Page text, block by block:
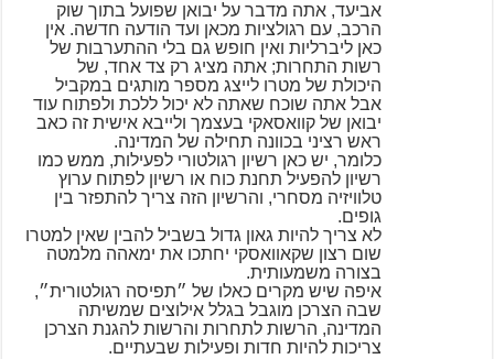
אביעד, אתה מדבר על יבואן שפועל בתוך שוק
הרכב, עם רגולציות מכאן ועד הודעה חדשה. אין
כאן ליברליות ואין חופש גם בלי ההתערבות של
רשות התחרות; אתה מציג רק צד אחד, של
היכולת של מטרו לייצג מספר מותגים במקביל
אבל אתה שוכח שאתה לא יכול ללכת ולפתוח עוד
יבואן של קוואסאקי בעצמך ולייבא אישית זה כאב
ראש רציני בכוונה תחילה של המדינה.
כלומר, יש כאן רשיון רגולטורי לפעילות, ממש כמו
רשיון להפעיל תחנת כוח או רשיון לפתוח ערוץ
טלוויזיה מסחרי, והרשיון הזה צריך להתפזר בין
גופים.
לא צריך להיות גאון גדול בשביל להבין שאין למטרו
שום רצון שקאוואסקי יחתכו את ימאהה מלמטה
בצורה משמעותית.
איפה שיש מקרים כאלו של ״תפיסה רגולטורית״,
שבה הצרכן מוגבל בגלל אילוצים שמשיתה
המדינה, הרשות לתחרות והרשות להגנת הצרכן
צריכות להיות חדות ופעילות שבעתיים.